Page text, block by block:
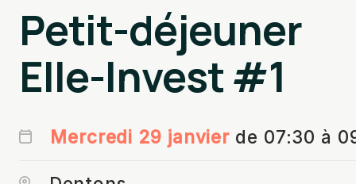
Petit-déjeuner
Elle-Invest #1
Mercredi 29 janvier de 07:30 à